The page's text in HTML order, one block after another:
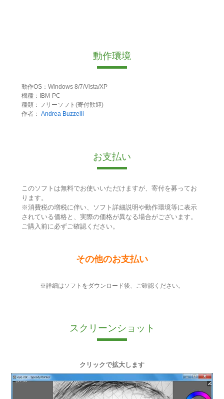
動作環境
動作OS：Windows 8/7/Vista/XP
機種：IBM-PC
種類：フリーソフト(寄付歓迎)
作者： Andrea Buzzelli
お支払い
このソフトは無料でお使いいただけますが、寄付を募ってお
ります。
※消費税の増税に伴い、ソフト詳細説明や動作環境等に表示
されている価格と、実際の価格が異なる場合がございます。
ご購入前に必ずご確認ください。
その他のお支払い
※詳細はソフトをダウンロード後、ご確認ください。
スクリーンショット
クリックで拡大します